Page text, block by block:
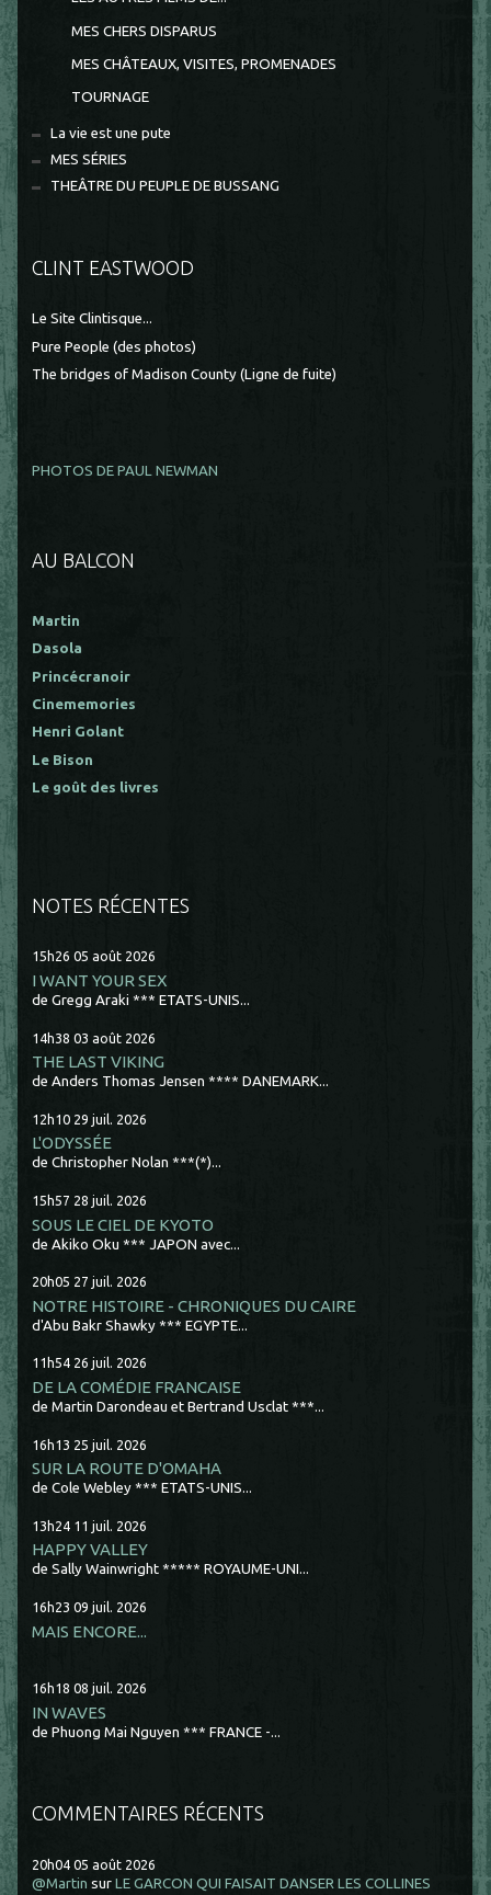
MES CHERS DISPARUS
MES CHÂTEAUX, VISITES, PROMENADES
TOURNAGE
La vie est une pute
MES SÉRIES
THEÂTRE DU PEUPLE DE BUSSANG
CLINT EASTWOOD
Le Site Clintisque...
Pure People (des photos)
The bridges of Madison County (Ligne de fuite)
PHOTOS DE PAUL NEWMAN
AU BALCON
Martin
Dasola
Princécranoir
Cinememories
Henri Golant
Le Bison
Le goût des livres
NOTES RÉCENTES
15h26 05 août 2026
I WANT YOUR SEX
de Gregg Araki *** ETATS-UNIS...
14h38 03 août 2026
THE LAST VIKING
de Anders Thomas Jensen **** DANEMARK...
12h10 29 juil. 2026
L'ODYSSÉE
de Christopher Nolan ***(*)...
15h57 28 juil. 2026
SOUS LE CIEL DE KYOTO
de Akiko Oku *** JAPON avec...
20h05 27 juil. 2026
NOTRE HISTOIRE - CHRONIQUES DU CAIRE
d'Abu Bakr Shawky *** EGYPTE...
11h54 26 juil. 2026
DE LA COMÉDIE FRANCAISE
de Martin Darondeau et Bertrand Usclat ***...
16h13 25 juil. 2026
SUR LA ROUTE D'OMAHA
de Cole Webley *** ETATS-UNIS...
13h24 11 juil. 2026
HAPPY VALLEY
de Sally Wainwright ***** ROYAUME-UNI...
16h23 09 juil. 2026
MAIS ENCORE...
16h18 08 juil. 2026
IN WAVES
de Phuong Mai Nguyen *** FRANCE -...
COMMENTAIRES RÉCENTS
20h04 05 août 2026
@Martin surLE GARCON QUI FAISAIT DANSER LES COLLINES